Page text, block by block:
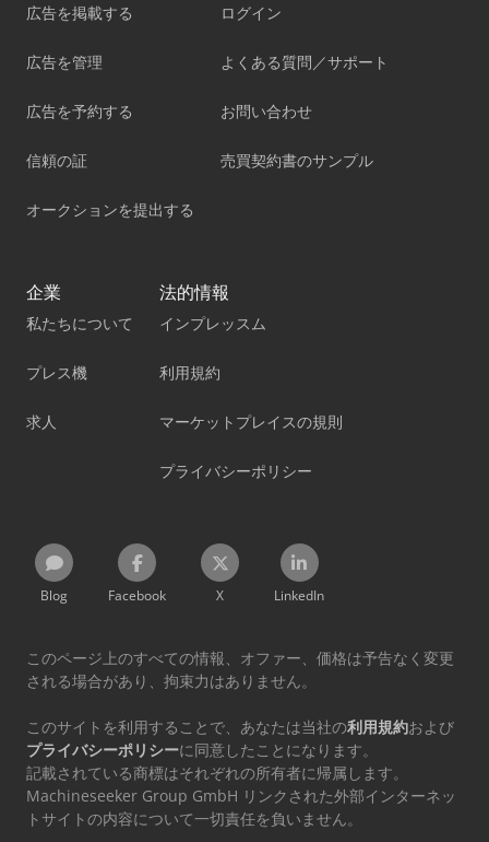
広告を掲載する
広告を管理
広告を予約する
信頼の証
オークションを提出する
ログイン
よくある質問／サポート
お問い合わせ
売買契約書のサンプル
企業
私たちについて
プレス機
求人
法的情報
インプレッスム
利用規約
マーケットプレイスの規則
プライバシーポリシー
Blog Facebook X LinkedIn
このページ上のすべての情報、オファー、価格は予告なく変更
される場合があり、拘束力はありません。
このサイトを利用することで、あなたは当社の利用規約および
プライバシーポリシーに同意したことになります。
記載されている商標はそれぞれの所有者に帰属します。
Machineseeker Group GmbH リンクされた外部インターネッ
トサイトの内容について一切責任を負いません。